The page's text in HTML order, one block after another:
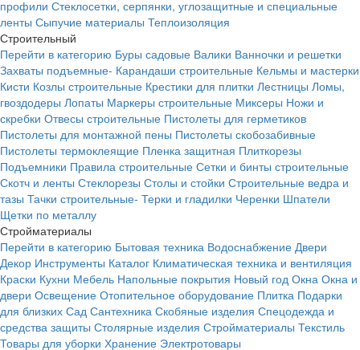
профили Стеклосетки, серпянки, углозащитные и специальные
ленты Сыпучие материалы Теплоизоляция
Строительный
Перейти в категорию Буры садовые Валики Ванночки и решетки
Захваты подъемные- Карандаши строительные Кельмы и мастерки
Кисти Козлы строительные Крестики для плитки Лестницы Ломы,
гвоздодеры Лопаты Маркеры строительные Миксеры Ножи и
скребки Отвесы строительные Пистолеты для герметиков
Пистолеты для монтажной пены Пистолеты скобозабивные
Пистолеты термоклеящие Пленка защитная Плиткорезы
Подъемники Правила строительные Сетки и бинты строительные
Скотч и ленты Стеклорезы Столы и стойки Строительные ведра и
тазы Тачки строительные- Терки и гладилки Черенки Шпатели
Щетки по металлу
Стройматериалы
Перейти в категорию Бытовая техника Водоснабжение Двери
Декор Инструменты Каталог Климатическая техника и вентиляция
Краски Кухни Мебель Напольные покрытия Новый год Окна Окна и
двери Освещение Отопительное оборудование Плитка Подарки
для близких Сад Сантехника Скобяные изделия Спецодежда и
средства защиты Столярные изделия Стройматериалы Текстиль
Товары для уборки Хранение Электротовары